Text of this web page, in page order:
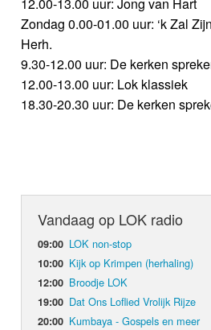
12.00-13.00 uur: Jong van Hart
Zondag 0.00-01.00 uur: ‘k Zal
Herh.
9.30-12.00 uur: De kerken
12.00-13.00 uur: Lok klassiek
18.30-20.30 uur: De kerken
Vandaag op LOK radio
09:00 LOK non-stop
10:00 Kijk op Krimpen (herhaling)
12:00 Broodje LOK
19:00 Dat Ons Loflied Vrolijk Rijze
20:00 Kumbaya - Gospels en meer